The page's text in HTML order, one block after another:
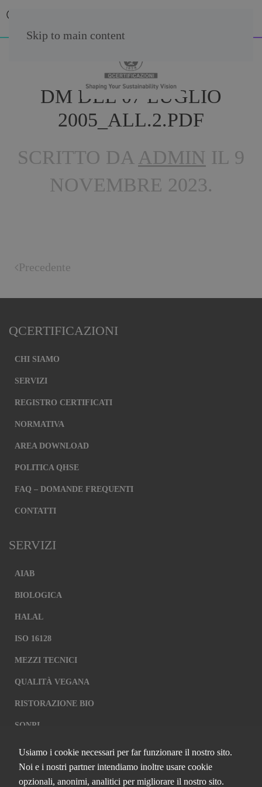
Skip to main content
DM DEL 07 LUGLIO
2005_ALL.2.PDF
SCRITTO DA ADMIN IL 9
NOVEMBRE 2023.
Precedente
QCERTIFICAZIONI
CHI SIAMO
SERVIZI
REGISTRO CERTIFICATI
NORMATIVA
AREA DOWNLOAD
POLITICA QHSE
FAQ – DOMANDE FREQUENTI
CONTATTI
SERVIZI
AIAB
BIOLOGICA
HALAL
ISO 16128
MEZZI TECNICI
QUALITÀ VEGANA
RISTORAZIONE BIO
SQNPI
QCERTIFICAZIONI S.R.L. A SOCIO
UNICO
Usiamo i cookie necessari per far funzionare il nostro sito.
Noi e i nostri partner intendiamo inoltre usare cookie
opzionali, anonimi, analitici per migliorare il nostro sito.